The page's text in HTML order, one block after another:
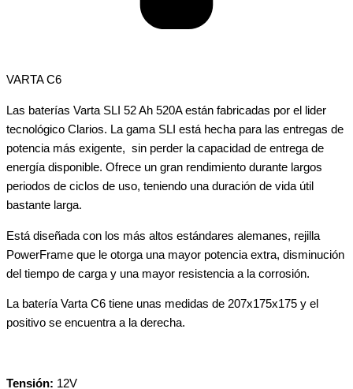
VARTA C6
Las baterías Varta SLI 52 Ah 520A están fabricadas por el lider
tecnológico Clarios. La gama SLI está hecha para las entregas de
potencia más exigente, sin perder la capacidad de entrega de
energía disponible. Ofrece un gran rendimiento durante largos
periodos de ciclos de uso, teniendo una duración de vida útil
bastante larga.
Está diseñada con los más altos estándares alemanes, rejilla
PowerFrame que le otorga una mayor potencia extra, disminución
del tiempo de carga y una mayor resistencia a la corrosión.
La batería Varta C6 tiene unas medidas de 207x175x175 y el
positivo se encuentra a la derecha.
Tensión: 12V